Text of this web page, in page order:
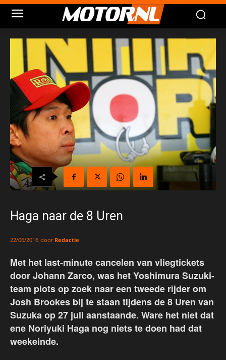
Haga naar de 8 Uren
22/06/2016 door Redactie
Met het last-minute cancelen van vliegtickets
door Johann Zarco, was het Yoshimura Suzuki-
team plots op zoek naar een tweede rijder om
Josh Brookes bij te staan tijdens de 8 Uren van
Suzuka op 27 juli aanstaande. Ware het niet dat
ene Noriyuki Haga nog niets te doen had dat
weekeinde.